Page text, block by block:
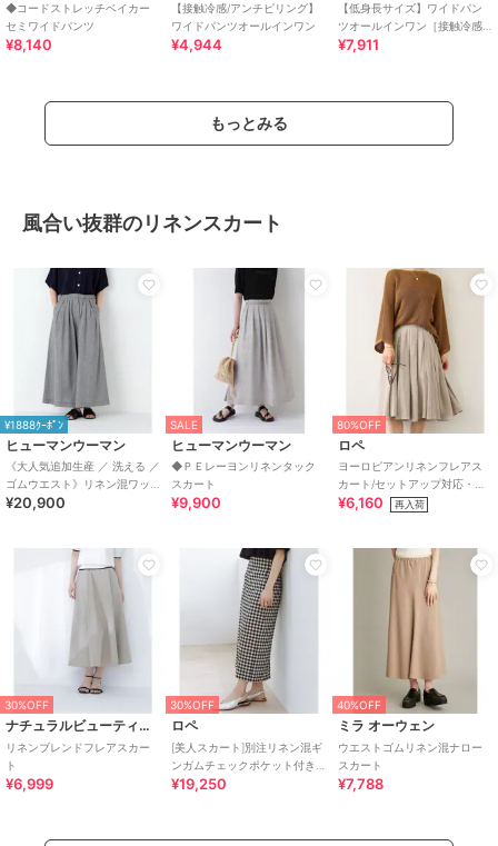
◆コードストレッチベイカー
セミワイドパンツ
¥8,140
【接触冷感/アンチピリング】
ワイドパンツオールインワン
¥4,944
【低身長サイズ】ワイドパン
ツオールインワン［接触冷感/
アンチピリング］
¥7,911
もっとみる
風合い抜群のリネンスカート
¥1888ｸｰﾎﾟﾝ
ヒューマンウーマン
《大人気追加生産 ／ 洗える ／
ゴムウエスト》リネン混ワッ
シャータック
¥20,900
SALE
ヒューマンウーマン
◆ＰＥレーヨンリネンタック
スカート
¥9,900
80%OFF
ロペ
ヨーロピアンリネンフレアス
カート/セットアップ対応・イ
ージーケア
¥6,160 再入荷
30%OFF
ナチュラルビューティーベーシック
リネンブレンドフレアスカー
ト
¥6,999
30%OFF
ロペ
[美人スカート]別注リネン混ギ
ンガムチェックポケット付き
タイトスカート/イージーケア
¥19,250
40%OFF
ミラ オーウェン
ウエストゴムリネン混ナロー
スカート
¥7,788